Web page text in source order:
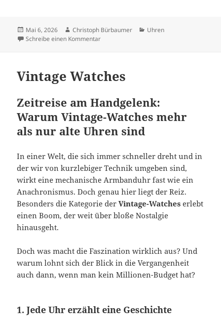
Veröffentlicht
am
Mai 6, 2026 Autor
Christoph Bürbaumer Kategorien
Uhren
Schreibe einen Kommentarzu Quarz-Uhren:
Vintage Watches
Zeitreise am Handgelenk:
Warum Vintage-Watches mehr
als nur alte Uhren sind
In einer Welt, die sich immer schneller dreht und in
der wir von kurzlebiger Technik umgeben sind,
wirkt eine mechanische Armbanduhr fast wie ein
Anachronismus. Doch genau hier liegt der Reiz.
Besonders die Kategorie derVintage-Watches erlebt
einen Boom, der weit über bloße Nostalgie
hinausgeht.
Doch was macht die Faszination wirklich aus? Und
warum lohnt sich der Blick in die Vergangenheit
auch dann, wenn man kein Millionen-Budget hat?
1. Jede Uhr erzählt eine Geschichte